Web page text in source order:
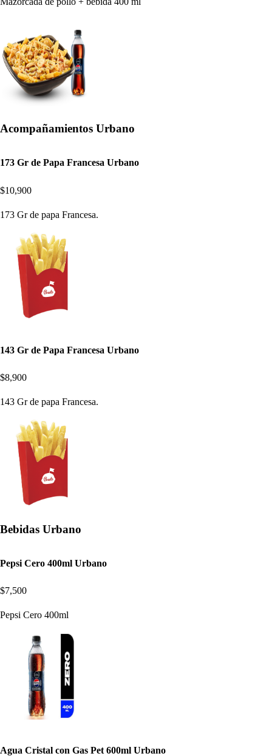
Acompañamientos Urbano
173 Gr de Papa Francesa Urbano
$10,900
173 Gr de papa Francesa.
143 Gr de Papa Francesa Urbano
$8,900
143 Gr de papa Francesa.
Bebidas Urbano
Pepsi Cero 400ml Urbano
$7,500
Pepsi Cero 400ml
Agua Cristal con Gas Pet 600ml Urbano